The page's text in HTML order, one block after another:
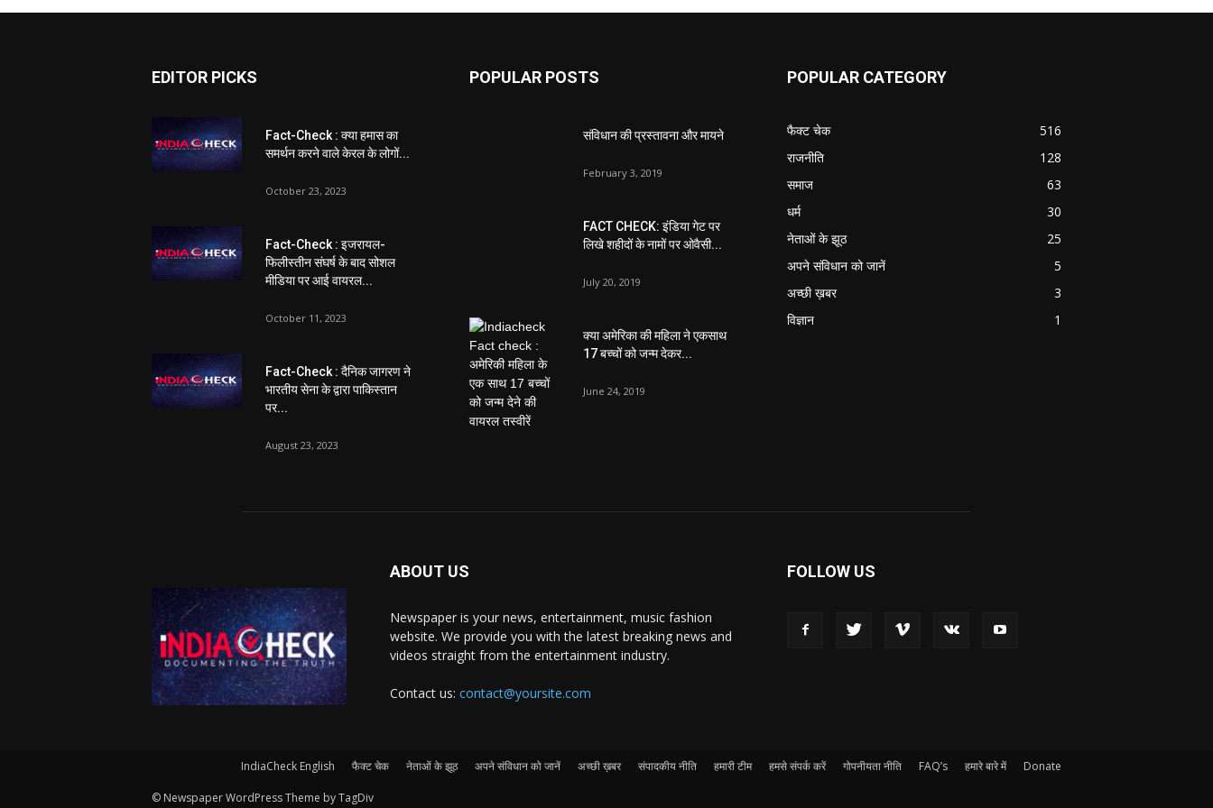
EDITOR PICKS
Fact-Check : क्या हमास का
समर्थन करने वाले केरल के लोगों...
October 23, 2023
Fact-Check : इजरायल-
फिलीस्तीन संघर्ष के बाद सोशल
मीडिया पर आई वायरल...
October 11, 2023
Fact-Check : दैनिक जागरण ने
भारतीय सेना के द्वारा पाकिस्तान
पर...
August 23, 2023
POPULAR POSTS
संविधान की प्रस्तावना और मायने
February 3, 2019
FACT CHECK: इंडिया गेट पर
लिखे शहीदों के नामों पर ओवैसी...
July 20, 2019
क्या अमेरिका की महिला ने एकसाथ
17 बच्चों को जन्म देकर...
June 24, 2019
POPULAR CATEGORY
फैक्ट चेक
516
राजनीति
128
समाज
63
धर्म
30
नेताओं के झूठ
25
अपने संविधान को जानें
5
अच्छी ख़बर
3
विज्ञान
1
ABOUT US
Newspaper is your news, entertainment, music fashion
website. We provide you with the latest breaking news and
videos straight from the entertainment industry.
Contact us: contact@yoursite.com
FOLLOW US
IndiaCheck English फैक्ट चेक नेताओं के झूठ अपने संविधान को जानें अच्छी ख़बर संपादकीय नीति हमारी टीम हमसे संपर्क करें गोपनीयता नीति FAQ’s हमारे बारे में Donate
© Newspaper WordPress Theme by TagDiv